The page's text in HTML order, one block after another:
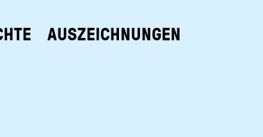
AUSZEICHNUNGEN